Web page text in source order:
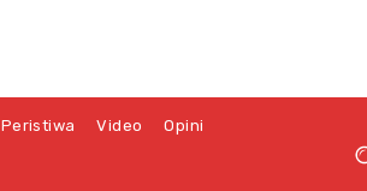
Peristiwa Video Opini